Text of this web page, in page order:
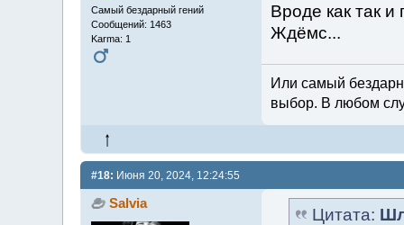
Самый бездарный гений
Сообщений: 1463
Karma: 1
Вроде как так и
Ждёмс...
Или самый
выбор. В любом
#18: Июня 20, 2024, 12:24:55
Salvia
Цитата: